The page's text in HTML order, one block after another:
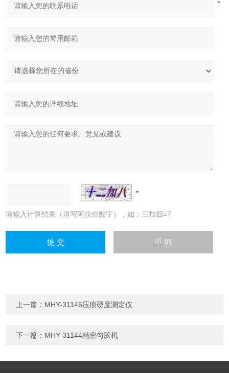
请输入计算结果（填写阿拉伯数字），如：三加四=7
上一篇： MHY-31146压痕硬度测定仪
下一篇： MHY-31144精密匀胶机